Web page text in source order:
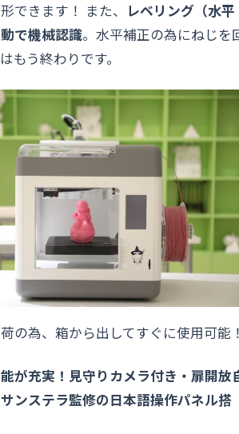
できます！ また、 レベリング（水平
で機械認識。水平補正の為にねじを
もう終わりです。
の為、箱から出してすぐに使用可能
が充実！見守りカメラ付き・扉開放
サンステラ監修の日本語操作パネル搭